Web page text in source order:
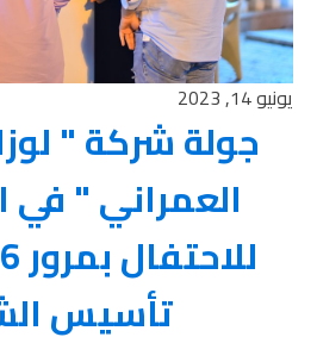
يونيو 14, 2023
جولة شركة "
العمراني " في
تأسيس